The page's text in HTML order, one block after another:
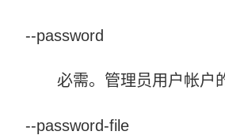
--password
必需。管理员用户帐户
--password-file